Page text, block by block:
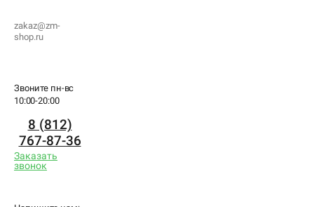
zakaz@zm-
shop.ru
Звоните пн-вс
10:00-20:00
8 (812)
767-87-36
Заказать
звонок